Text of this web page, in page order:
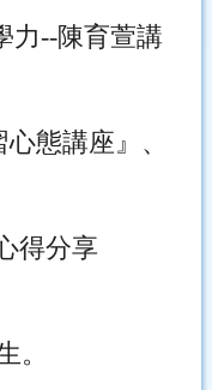
力--陳育萱講
座』、
得分享
。